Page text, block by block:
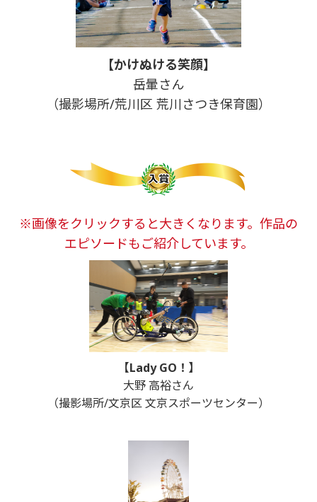
【かけぬける笑顔】
岳暈さん
（撮影場所/荒川区 荒川さつき保育園）
※画像をクリックすると大きくなります。作品の
エピソードもご紹介しています。
【Lady GO！】
大野 高裕さん
（撮影場所/文京区 文京スポーツセンター）